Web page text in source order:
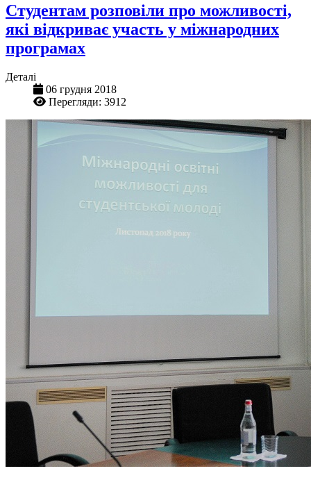
Студентам розповіли про можливості,
які відкриває участь у міжнародних
програмах
Деталі
06 грудня 2018
Перегляди: 3912